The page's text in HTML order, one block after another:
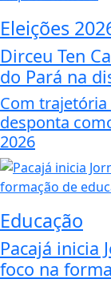
Eleições
Dirceu Ten
do Pará na
Com
desponta
2026
Educação
Pacajá inicia
foco na